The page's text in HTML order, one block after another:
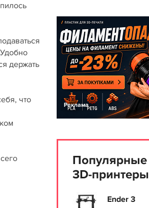
держать
что
Реклама
Популярные
3D-принтеры
Ender 3